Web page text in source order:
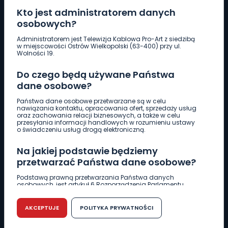
Kto jest administratorem danych
osobowych?
Administratorem jest Telewizja Kablowa Pro-Art z siedzibą
w miejscowości Ostrów Wielkopolski (63-400) przy ul.
Wolności 19.
Do czego będą używane Państwa
dane osobowe?
Państwa dane osobowe przetwarzane są w celu
nawiązania kontaktu, opracowania ofert, sprzedaży usług
oraz zachowania relacji biznesowych, a także w celu
przesyłania informacji handlowych w rozumieniu ustawy
o świadczeniu usług drogą elektroniczną.
Na jakiej podstawie będziemy
przetwarzać Państwa dane osobowe?
Podstawą prawną przetwarzania Państwa danych
osobowych, jest artykuł 6 Rozporządzenia Parlamentu
r. w sprawie ochrony osób fizycznych w związku z
przetwarzaniem danych osobowych w sprawie
swobodnego przepływu takich danych oraz uchylenia
dyrektywy 95/46/WE (RODO).
AKCEPTUJE POLITYKA PRYWATNOŚCI
Pobierz logotyp
661 997 997
REDAKCJA
62 735 22 22redakcja@wlkp24.info
DZIAŁ REKLAMY
62 735 01 85 reklama@wlkp24.info
WIADOMOŚCI
CIEKAWOSTKI